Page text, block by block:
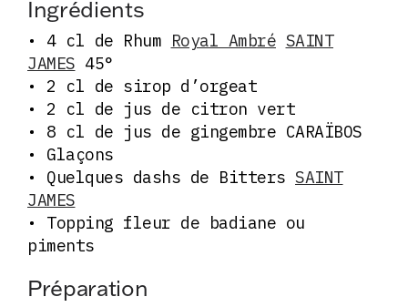
Ingrédients
• 4 cl de Rhum Royal Ambré SAINT
JAMES 45°
• 2 cl de sirop d’orgeat
• 2 cl de jus de citron vert
• 8 cl de jus de gingembre CARAÏBOS
• Glaçons
• Quelques dashs de Bitters SAINT
JAMES
• Topping fleur de badiane ou
piments
Préparation